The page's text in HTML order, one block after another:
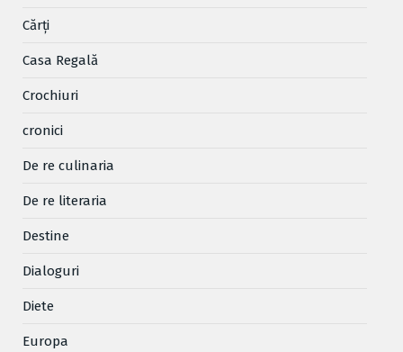
Cărţi
Casa Regală
Crochiuri
cronici
De re culinaria
De re literaria
Destine
Dialoguri
Diete
Europa